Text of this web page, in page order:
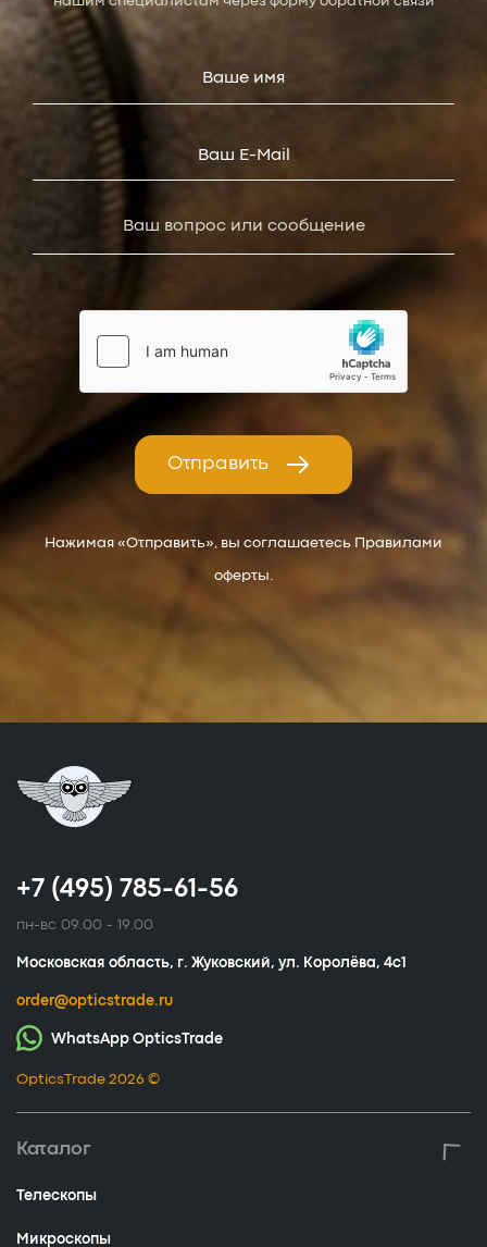
Отправить
Нажимая «Отправить», вы соглашаетесь Правилами
оферты.
+7 (495) 785-61-56
пн-вс 09.00 - 19.00
Московская область, г. Жуковский, ул. Королёва, 4с1
order@opticstrade.ru
WhatsApp OpticsTrade
OpticsTrade 2026 ©
Каталог
Телескопы
Микроскопы